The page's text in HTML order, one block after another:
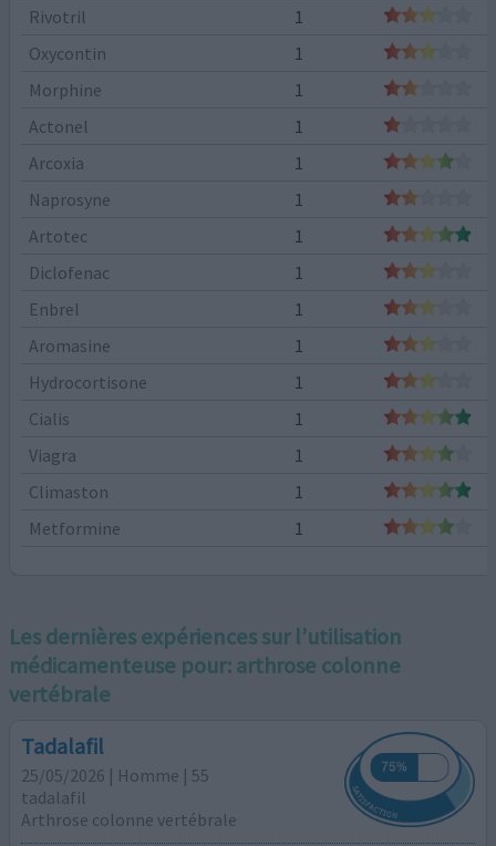
Rivotril
1
Oxycontin
1
Morphine
1
Actonel
1
Arcoxia
1
Naprosyne
1
Artotec
1
Diclofenac
1
Enbrel
1
Aromasine
1
Hydrocortisone
1
Cialis
1
Viagra
1
Climaston
1
Metformine
1
Les dernières expériences sur l’utilisation
médicamenteuse pour:arthrose colonne
vertébrale
Tadalafil
25/05/2026 | Homme | 55
tadalafil
Arthrose colonne vertébrale